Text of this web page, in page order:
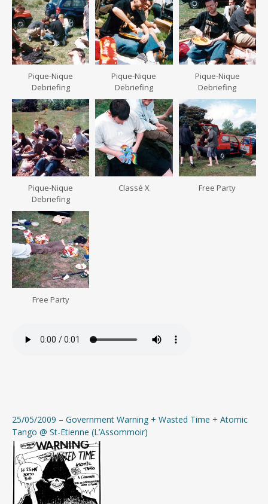
Pique-Nique
Debriefing
Pique-Nique
Debriefing
Pique-Nique
Debriefing
Pique-Nique
Debriefing
Classé X Free Party
Free Party
25/05/2009 – Government Warning + Wasted Time + Atomic
Tango @ St-Etienne (L’Assommoir)